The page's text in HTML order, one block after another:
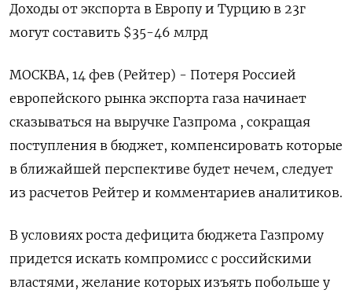
Доходы от экспорта в Европу и Турцию в 23г
могут составить $35-46 млрд
МОСКВА, 14 фев (Рейтер) - Потеря Россией
европейского рынка экспорта газа начинает
сказываться на выручке Газпрома , сокращая
поступления в бюджет, компенсировать которые
в ближайшей перспективе будет нечем, следует
из расчетов Рейтер и комментариев аналитиков.
В условиях роста дефицита бюджета Газпрому
придется искать компромисс с российскими
властями, желание которых изъять побольше у